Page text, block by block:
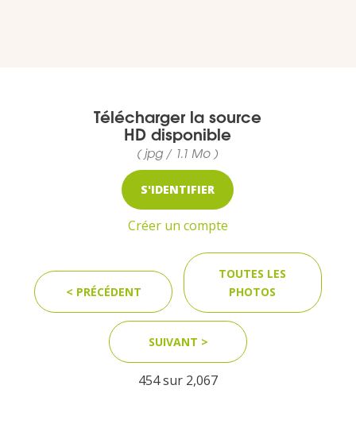
Marchés / Achats
Photothèque
Documents
Télécharger la source
HD disponible
( jpg / 1.1 Mo )
S'IDENTIFIER
Créer un compte
< PRÉCÉDENT
TOUTES LES
PHOTOS
SUIVANT >
454 sur 2,067